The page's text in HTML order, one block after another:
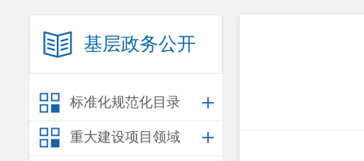
基层政务公开
标准化规范化目录
重大建设项目领域